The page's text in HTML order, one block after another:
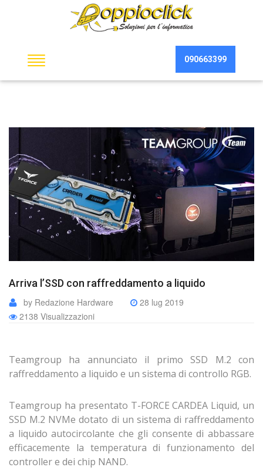
090663399
Arriva l’SSD con raffreddamento a liquido
by Redazione Hardware
28 lug 2019
2138 Visualizzazioni
Teamgroup ha annunciato il primo SSD M.2 con
raffreddamento a liquido e un sistema di controllo RGB.
Teamgroup ha presentato T-FORCE CARDEA Liquid, un
SSD M.2 NVMe dotato di un sistema di raffreddamento
a liquido autocircolante che gli consente di abbassare
efficacemente la temperatura di funzionamento del
controller e dei chip NAND.